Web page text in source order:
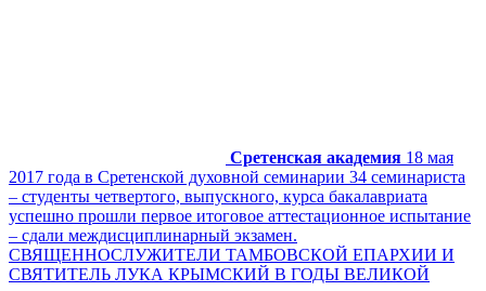
Сретенская академия 18 мая
2017 года в Сретенской духовной семинарии 34 семинариста
– студенты четвертого, выпускного, курса бакалавриата
успешно прошли первое итоговое аттестационное испытание
– сдали междисциплинарный экзамен.
СВЯЩЕННОСЛУЖИТЕЛИ ТАМБОВСКОЙ ЕПАРХИИ И
СВЯТИТЕЛЬ ЛУКА КРЫМСКИЙ В ГОДЫ ВЕЛИКОЙ